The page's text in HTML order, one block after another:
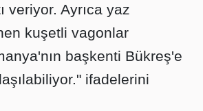
veriyor. Ayrıca yaz
kuşetli vagonlar
başkenti Bükreş'e
ifadelerini